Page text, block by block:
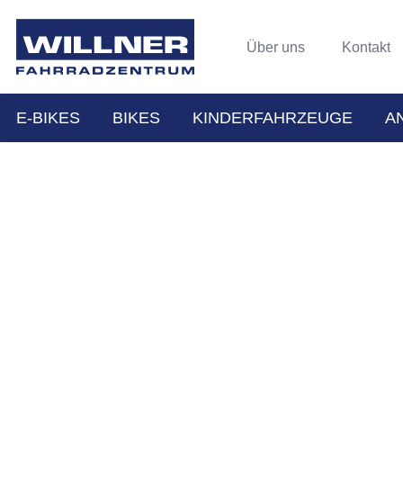
Über uns Kontakt
E-BIKES BIKES KINDERFAHRZEUGE